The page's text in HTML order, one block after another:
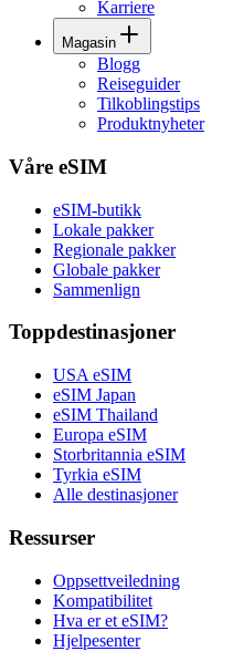
Karriere
Magasin
Blogg
Reiseguider
Tilkoblingstips
Produktnyheter
Våre eSIM
eSIM-butikk
Lokale pakker
Regionale pakker
Globale pakker
Sammenlign
Toppdestinasjoner
USA eSIM
eSIM Japan
eSIM Thailand
Europa eSIM
Storbritannia eSIM
Tyrkia eSIM
Alle destinasjoner
Ressurser
Oppsettveiledning
Kompatibilitet
Hva er et eSIM?
Hjelpesenter